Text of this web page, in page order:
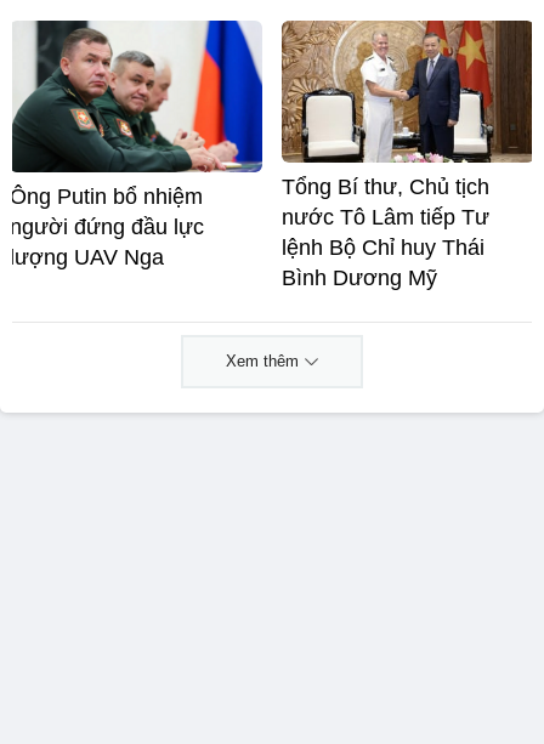
Ông Putin bổ nhiệm
người đứng đầu lực
lượng UAV Nga
Tổng Bí thư, Chủ tịch
nước Tô Lâm tiếp Tư
lệnh Bộ Chỉ huy Thái
Bình Dương Mỹ
Xem thêm